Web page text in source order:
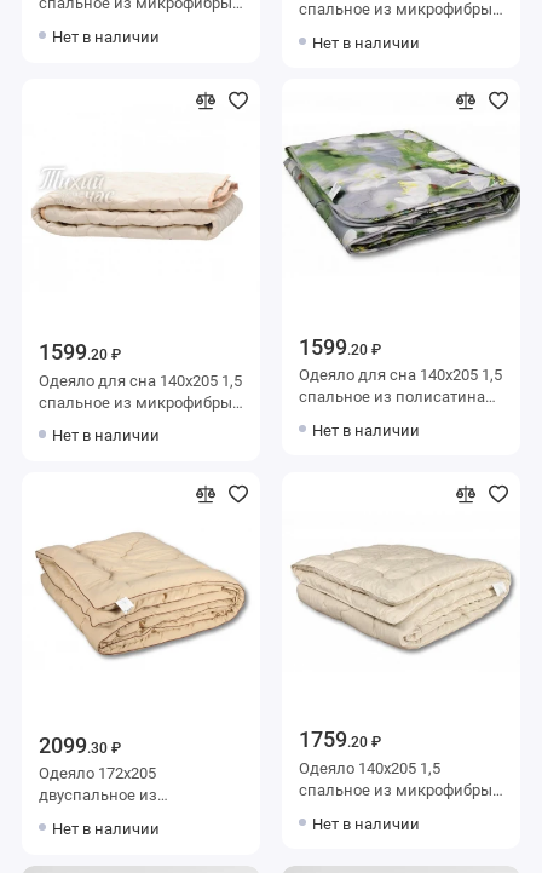
силиконизированное
Нет в наличии
спальное из микрофибры
силиконизированное
Нет в наличии
1599.20 ₽
Одеяло для сна 140х205 1,5
спальное из микрофибры
силиконизированное
Нет в наличии
1599.20 ₽
Одеяло для сна 140х205 1,5
спальное из полисатина
силиконизированное
Нет в наличии
2099.30 ₽
Одеяло 172х205
двуспальное из
шерсть верблюжья,
Нет в наличии
1759.20 ₽
Одеяло 140х205 1,5
спальное из микрофибры
силиконизированное
Нет в наличии